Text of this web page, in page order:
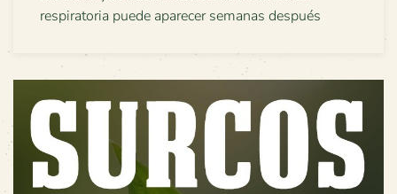
respiratoria puede aparecer semanas después